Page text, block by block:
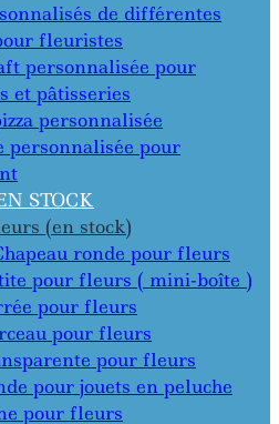
de différentes
fleuristes
personnalisée pour
et pâtisseries
personnalisée
personnalisée pour
STOCK
(en stock)
ronde pour fleurs
pour fleurs ( mini-boîte )
pour fleurs
pour fleurs
pour fleurs
pour jouets en peluche
pour fleurs